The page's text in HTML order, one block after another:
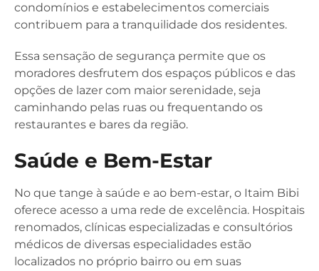
condomínios e estabelecimentos comerciais
contribuem para a tranquilidade dos residentes.
Essa sensação de segurança permite que os
moradores desfrutem dos espaços públicos e das
opções de lazer com maior serenidade, seja
caminhando pelas ruas ou frequentando os
restaurantes e bares da região.
Saúde e Bem-Estar
No que tange à saúde e ao bem-estar, o Itaim Bibi
oferece acesso a uma rede de excelência. Hospitais
renomados, clínicas especializadas e consultórios
médicos de diversas especialidades estão
localizados no próprio bairro ou em suas